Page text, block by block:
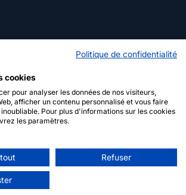
civile
Intérieur - Pompier·ère·s belges
de
Politique de confidentialité
cookies
pour analyser les données de nos visiteurs,
afficher un contenu personnalisé et vous faire
Pour plus d'informations sur les cookies
les paramètres.
Refuser